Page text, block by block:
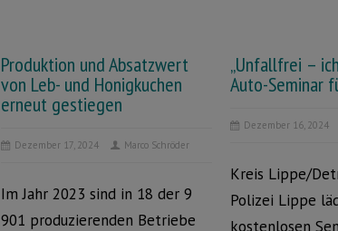
Produktion und Absatzwert
von Leb- und Honigkuchen
erneut gestiegen
Dezember 17, 2024 Marco Schröder
Im Jahr 2023 sind in 18 der 9
901 produzierenden Betriebe
„Unfallfrei –
Auto-Seminar
Dezember 16, 2024
Kreis Lippe/
Polizei Lippe
kostenlosen